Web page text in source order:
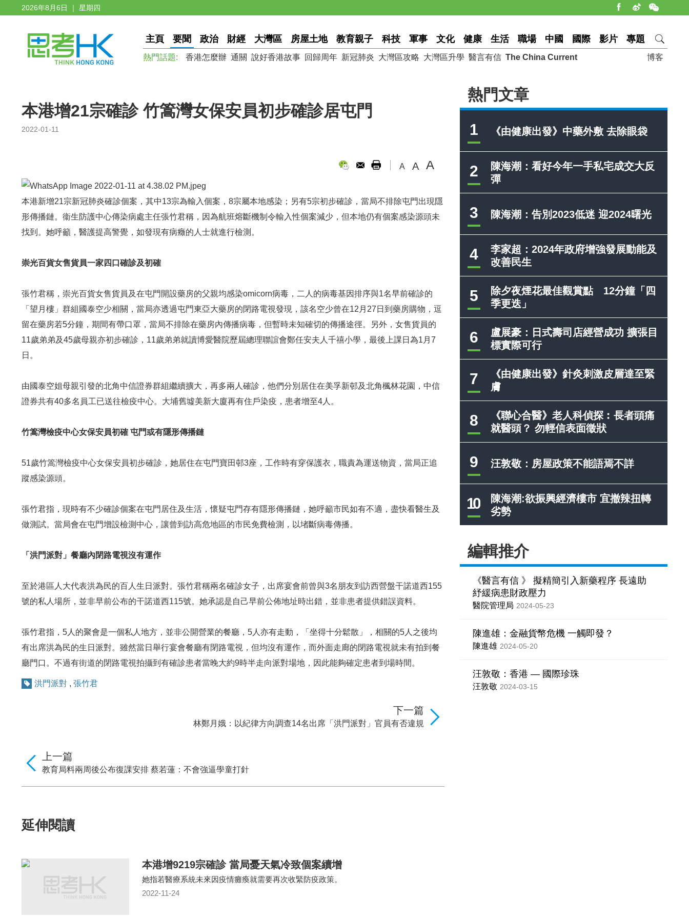
2026年8月6日 ｜ 星期四
主頁 要聞 政治 財經 大灣區 房屋土地 教育親子 科技 軍事 文化 健康 生活 職場 中國 國際 影片 專題
博客
熱門話題: 香港怎麼辦 通關 說好香港故事 回歸周年 新冠肺炎 大灣區攻略 大灣區升學 醫言有信 The China Current
熱門文章
1 《由健康出發》中藥外敷 去除眼袋
2
陳海潮：看好今年一手私宅成交大反
彈
3 陳海潮：告別2023低迷 迎2024曙光
4
李家超：2024年政府增強發展動能及
改善民生
5
除夕夜煙花最佳觀賞點 12分鐘「四
季更迭」
6
盧展豪：日式壽司店經營成功 擴張目
標實際可行
7
《由健康出發》針灸刺激皮層達至緊
膚
8
《聯心合醫》老人科偵探︰長者頭痛
就醫頭？ 勿輕信表面徵狀
9 汪敦敬：房屋政策不能語焉不詳
10
陳海潮:欲振興經濟樓市 宜撤辣扭轉
劣勢
編輯推介
《醫言有信 》 擬精簡引入新藥程序 長遠助
紓緩病患財政壓力
醫院管理局 2024-05-23
陳進雄：金融貨幣危機 一觸即發？
陳進雄 2024-05-20
汪敦敬：香港 — 國際珍珠
汪敦敬 2024-03-15
本港增21宗確診 竹篙灣女保安員初步確診居屯門
2022-01-11
A A A
本港新增21宗新冠肺炎確診個案，其中13宗為輸入個案，8宗屬本地感染；另有5宗初步確診，當局不排除屯門出現隱
形傳播鏈。衞生防護中心傳染病處主任張竹君稱，因為航班熔斷機制令輸入性個案減少，但本地仍有個案感染源頭未
找到。她呼籲，醫護提高警覺，如發現有病癥的人士就進行檢測。
崇光百貨女售貨員一家四口確診及初確
張竹君稱，崇光百貨女售貨員及在屯門開設藥房的父親均感染omicorn病毒，二人的病毒基因排序與1名早前確診的
「望月樓」群組國泰空少相關，當局亦透過屯門東亞大藥房的閉路電視發現，該名空少曾在12月27日到藥房購物，逗
留在藥房若5分鐘，期間有帶口罩，當局不排除在藥房內傳播病毒，但暫時未知確切的傳播途徑。另外，女售貨員的
11歲弟弟及45歲母親亦初步確診，11歲弟弟就讀博愛醫院歷屆總理聯誼會鄭任安夫人千禧小學，最後上課日為1月7
日。
由國泰空姐母親引發的北角中信證券群組繼續擴大，再多兩人確診，他們分別居住在美孚新邨及北角楓林花園，中信
證券共有40多名員工已送往檢疫中心。大埔舊墟美新大廈再有住戶染疫，患者增至4人。
竹篙灣檢疫中心女保安員初確 屯門或有隱形傳播鏈
51歲竹篙灣檢疫中心女保安員初步確診，她居住在屯門寶田邨3座，工作時有穿保護衣，職責為運送物資，當局正追
蹤感染源頭。
張竹君指，現時有不少確診個案在屯門居住及生活，懷疑屯門存有隱形傳播鏈，她呼籲市民如有不適，盡快看醫生及
做測試。當局會在屯門增設檢測中心，讓曾到訪高危地區的市民免費檢測，以堵斷病毒傳播。
「洪門派對」餐廳內閉路電視沒有運作
至於港區人大代表洪為民的百人生日派對。張竹君稱兩名確診女子，出席宴會前曾與3名朋友到訪西營盤干諾道西155
號的私人場所，並非早前公布的干諾道西115號。她承認是自己早前公佈地址時出錯，並非患者提供錯誤資料。
張竹君指，5人的聚會是一個私人地方，並非公開營業的餐廳，5人亦有走動，「坐得十分鬆散」，相關的5人之後均
有出席洪為民的生日派對。雖然當日舉行宴會餐廳有閉路電視，但均沒有運作，而外面走廊的閉路電視就未有拍到餐
廳門口。不過有街道的閉路電視拍攝到有確診患者當晚大約9時半走向派對場地，因此能夠確定患者到場時間。
洪門派對 , 張竹君
下一篇
林鄭月娥：以紀律方向調查14名出席「洪門派對」官員有否違規
上一篇
教育局料兩周後公布復課安排 蔡若蓮：不會強逼學童打針
延伸閱讀
本港增9219宗確診 當局憂天氣冷致個案續增
她指若醫療系統未來因疫情癱瘓就需要再次收緊防疫政策。
2022-11-24